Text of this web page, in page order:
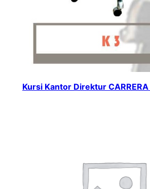
Kursi Kantor Direktur CARRERA